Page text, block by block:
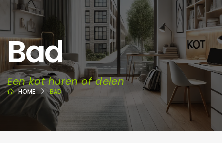
Bad
Een kot huren of delen
HOME BAD